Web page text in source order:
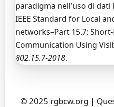
paradigma nell'uso di dati
IEEE Standard for Local
networks–Part 15.7:
Communication Using
802.15.7-2018.
© 2025 rgbcw.org |